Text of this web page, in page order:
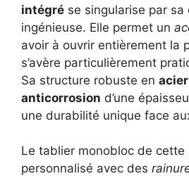
intégré se singularise par sa
ingénieuse. Elle permet un
avoir à ouvrir entièrement la
s’avère particulièrement
Sa structure robuste en
anticorrosion d’une
une durabilité unique face
Le tablier monobloc de
personnalisé avec des